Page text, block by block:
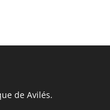
de Avilés.